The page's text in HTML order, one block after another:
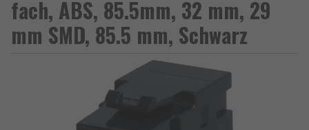
fach, ABS, 85.5mm, 32 mm, 29
mm SMD, 85.5 mm, Schwarz